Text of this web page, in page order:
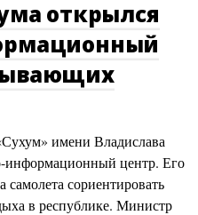
открылся
имени Владислава
информационный центр. Его
самолета сориентировать
в республике. Министр